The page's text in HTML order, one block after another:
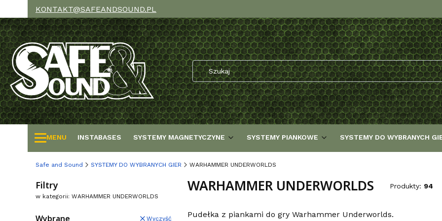
KONTAKT@SAFEANDSOUND.PL
MENU INSTABASES SYSTEMY MAGNETYCZYNE SYSTEMY PIANKOWE SYSTEMY DO WYBRANYCH
Safe and Sound SYSTEMY DO WYBRANYCH GIER WARHAMMER UNDERWORLDS
Filtry
w kategorii: WARHAMMER UNDERWORLDS
Wybrane Wyczyść
WARHAMMER UNDERWORLDS Produkty: 94
Pudełka z piankami do gry Warhammer Underworlds.